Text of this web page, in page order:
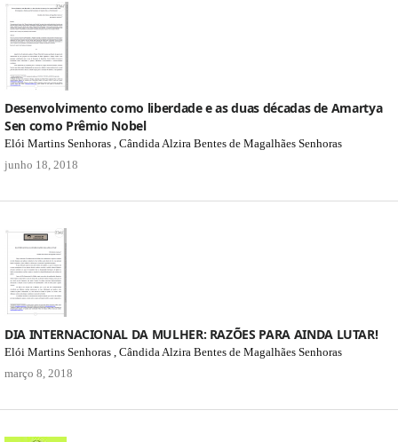
Desenvolvimento como liberdade e as duas décadas de Amartya
Sen como Prêmio Nobel
Elói Martins Senhoras , Cândida Alzira Bentes de Magalhães Senhoras
junho 18, 2018
DIA INTERNACIONAL DA MULHER: RAZÕES PARA AINDA LUTAR!
Elói Martins Senhoras , Cândida Alzira Bentes de Magalhães Senhoras
março 8, 2018